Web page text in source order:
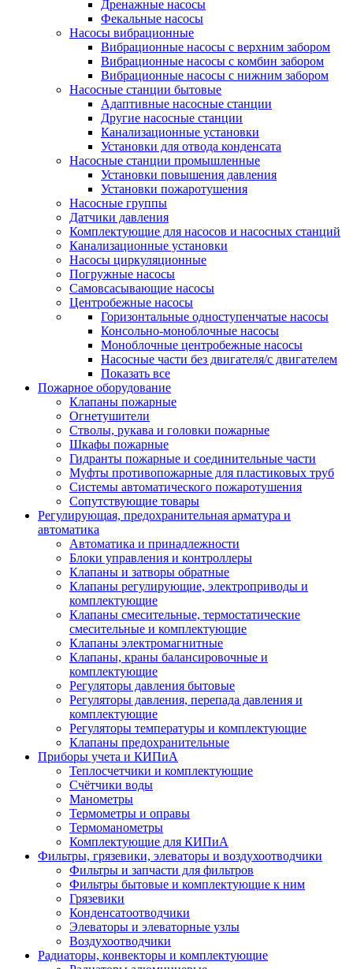
Дренажные насосы
Фекальные насосы
Насосы вибрационные
Вибрационные насосы с верхним забором
Вибрационные насосы с комбин забором
Вибрационные насосы с нижним забором
Насосные станции бытовые
Адаптивные насосные станции
Другие насосные станции
Канализационные установки
Установки для отвода конденсата
Насосные станции промышленные
Установки повышения давления
Установки пожаротушения
Насосные группы
Датчики давления
Комплектующие для насосов и насосных станций
Канализационные установки
Насосы циркуляционные
Погружные насосы
Самовсасывающие насосы
Центробежные насосы
Горизонтальные одноступенчатые насосы
Консольно-моноблочные насосы
Моноблочные центробежные насосы
Насосные части без двигателя/с двигателем
Показать все
Пожарное оборудование
Клапаны пожарные
Огнетушители
Стволы, рукава и головки пожарные
Шкафы пожарные
Гидранты пожарные и соединительные части
Муфты противопожарные для пластиковых труб
Системы автоматического пожаротушения
Сопутствующие товары
Регулирующая, предохранительная арматура и
автоматика
Автоматика и принадлежности
Блоки управления и контроллеры
Клапаны и затворы обратные
Клапаны регулирующие, электроприводы и
комплектующие
Клапаны смесительные, термостатические
смесительные и комплектующие
Клапаны электромагнитные
Клапаны, краны балансировочные и
комплектующие
Регуляторы давления бытовые
Регуляторы давления, перепада давления и
комплектующие
Регуляторы температуры и комплектующие
Клапаны предохранительные
Приборы учета и КИПиА
Теплосчетчики и комплектующие
Счётчики воды
Манометры
Термометры и оправы
Термоманометры
Комплектующие для КИПиА
Фильтры, грязевики, элеваторы и воздухоотводчики
Фильтры и запчасти для фильтров
Фильтры бытовые и комплектующие к ним
Грязевики
Конденсатоотводчики
Элеваторы и элеваторные узлы
Воздухоотводчики
Радиаторы, конвекторы и комплектующие